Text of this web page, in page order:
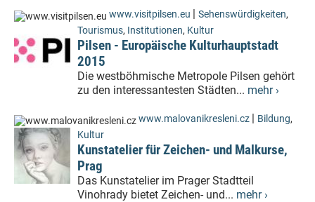
www.visitpilsen.eu | Sehenswürdigkeiten,
Tourismus, Institutionen, Kultur
Pilsen - Europäische Kulturhauptstadt
2015
Die westböhmische Metropole Pilsen gehört
zu den interessantesten Städten... mehr ›
www.malovanikresleni.cz | Bildung,
Kultur
Kunstatelier für Zeichen- und Malkurse,
Prag
Das Kunstatelier im Prager Stadtteil
Vinohrady bietet Zeichen- und... mehr ›